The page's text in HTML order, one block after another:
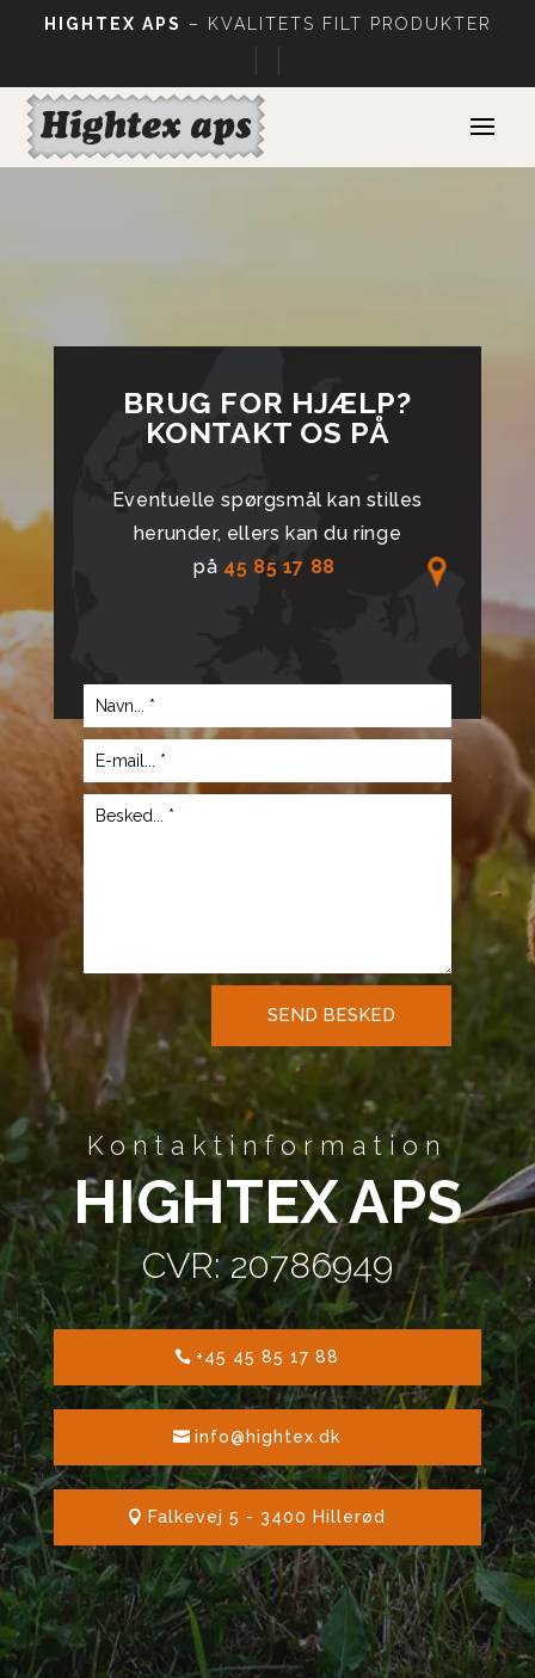
HIGHTEX APS – KVALITETS FILT PRODUKTER
| |
BRUG FOR HJÆLP?
KONTAKT OS PÅ
Eventuelle spørgsmål kan stilles
herunder, ellers kan du ringe
på 45 85 17 88
SEND BESKED
Kontaktinformation
HIGHTEX APS
CVR:20786949
+45 45 85 17 88
info@hightex.dk
Falkevej 5 - 3400 Hillerød